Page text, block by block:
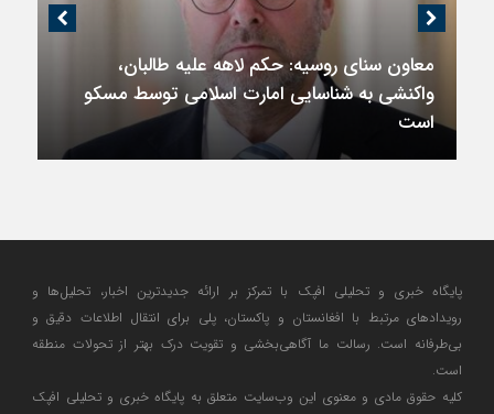
معاون سنای روسیه: حکم لاهه علیه طالبان،
واکنشی به شناسایی امارت اسلامی توسط مسکو
است
پایگاه خبری و تحلیلی افپک با تمرکز بر ارائه جدیدترین اخبار، تحلیل‌ها و
رویدادهای مرتبط با افغانستان و پاکستان، پلی برای انتقال اطلاعات دقیق و
بی‌طرفانه است. رسالت ما آگاهی‌بخشی و تقویت درک بهتر از تحولات منطقه
است.
کلیه حقوق مادی و معنوی این وب‌سایت متعلق به پایگاه خبری و تحلیلی افپک